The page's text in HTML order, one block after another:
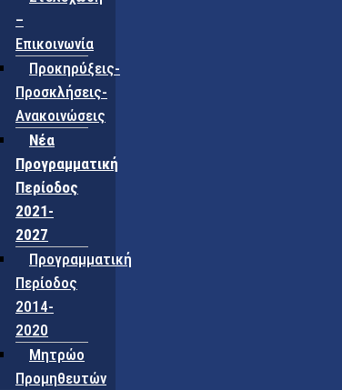
–
Επικοινωνία
Προκηρύξεις-
Προσκλήσεις-
Ανακοινώσεις
Νέα
Προγραμματική
Περίοδος
2021-
2027
Προγραμματική
Περίοδος
2014-
2020
Μητρώο
Προμηθευτών